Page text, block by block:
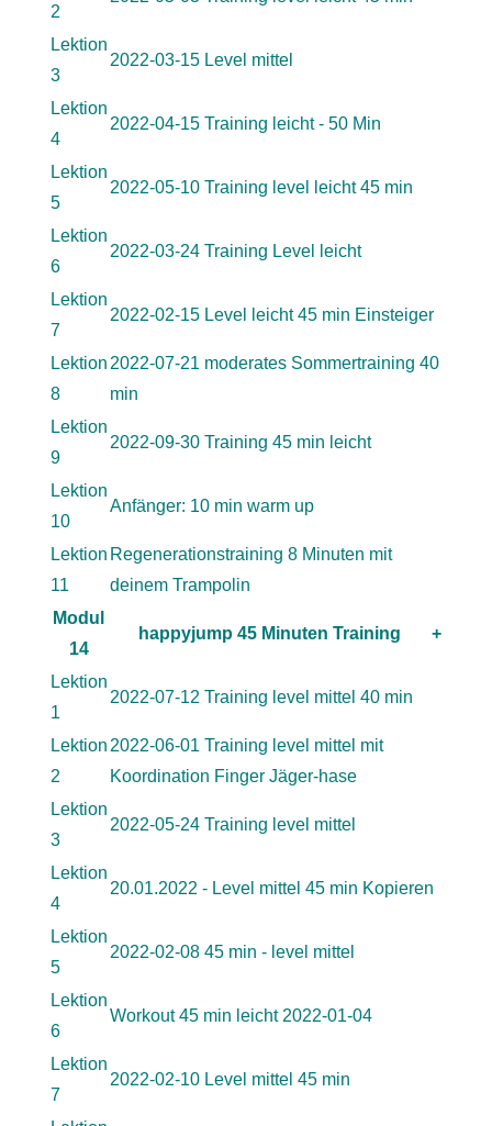
2
Lektion
3
2022-03-15 Level mittel
Lektion
4
2022-04-15 Training leicht - 50 Min
Lektion
5
2022-05-10 Training level leicht 45 min
Lektion
6
2022-03-24 Training Level leicht
Lektion
7
2022-02-15 Level leicht 45 min Einsteiger
Lektion
8
2022-07-21 moderates Sommertraining 40
min
Lektion
9
2022-09-30 Training 45 min leicht
Lektion
10
Anfänger: 10 min warm up
Lektion
11
Regenerationstraining 8 Minuten mit
deinem Trampolin
Modul
14
happyjump 45 Minuten Training +
Lektion
1
2022-07-12 Training level mittel 40 min
Lektion
2
2022-06-01 Training level mittel mit
Koordination Finger Jäger-hase
Lektion
3
2022-05-24 Training level mittel
Lektion
4
20.01.2022 - Level mittel 45 min Kopieren
Lektion
5
2022-02-08 45 min - level mittel
Lektion
6
Workout 45 min leicht 2022-01-04
Lektion
7
2022-02-10 Level mittel 45 min